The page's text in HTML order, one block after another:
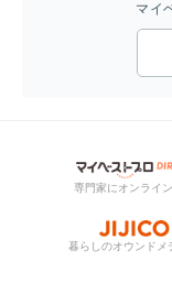
マイ
専門家にオンライ
暮らしのオウンドメ